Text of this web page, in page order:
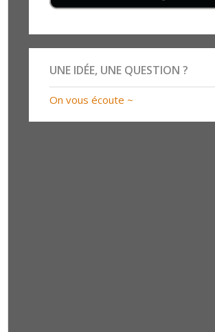
UNE IDÉE, UNE QUESTION ?
On vous écoute ~